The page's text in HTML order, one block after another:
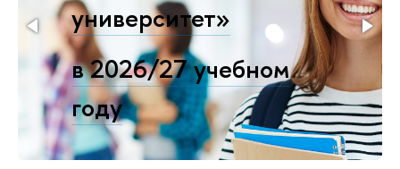
университет»
в 2026/27 учебном
году